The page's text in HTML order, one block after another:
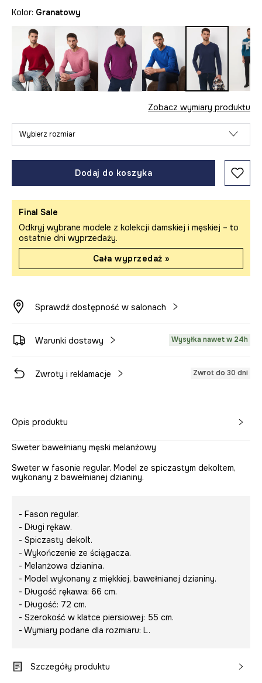
Kolor: granatowy
Zobacz wymiary produktu
Wybierz rozmiar
Dodaj do koszyka
Final Sale
Odkryj wybrane modele z kolekcji damskiej i męskiej – to
ostatnie dni wyprzedaży.
Cała wyprzedaż »
Sprawdź dostępność w salonach
Warunki dostawy Wysyłka nawet w 24h
Zwroty i reklamacje Zwrot do 30 dni
Opis produktu
Sweter bawełniany męski melanżowy
Sweter w fasonie regular. Model ze spiczastym dekoltem,
wykonany z bawełnianej dzianiny.
- Fason regular.
- Długi rękaw.
- Spiczasty dekolt.
- Wykończenie ze ściągacza.
- Melanżowa dzianina.
- Model wykonany z miękkiej, bawełnianej dzianiny.
- Długość rękawa: 66 cm.
- Długość: 72 cm.
- Szerokość w klatce piersiowej: 55 cm.
- Wymiary podane dla rozmiaru: L.
Szczegóły produktu